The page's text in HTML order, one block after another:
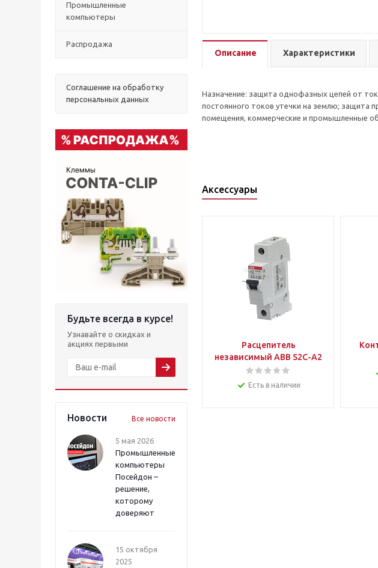
Промышленные
компьютеры
Распродажа
Соглашение на обработку
персональных данных
Будьте всегда в курсе!
Узнавайте о скидках и
акциях первыми
Новости Все новости
5 мая 2026
Промышленные
компьютеры
Посейдон –
решение,
которому
доверяют
15 октября
2025
Описание Характеристики
Назначение: защита однофазных цепей от
постоянного токов утечки на землю; защита
помещения, коммерческие и промышленные
Аксессуары
Расцепитель
независимый ABB S2C-A2
Есть в наличии